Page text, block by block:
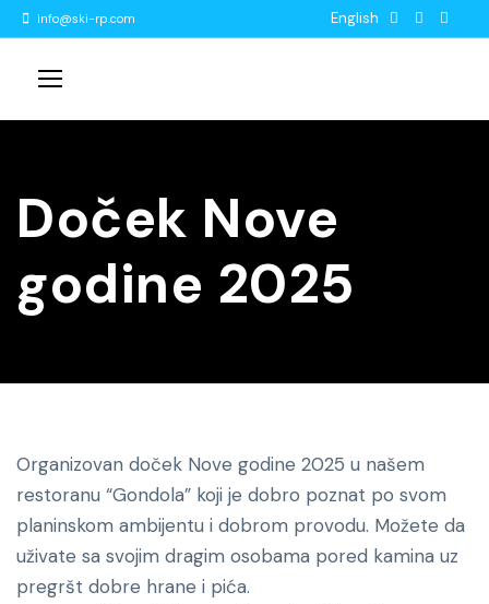
info@ski-rp.com English
Doček Nove
godine 2025
Organizovan doček Nove godine 2025 u našem
restoranu “Gondola” koji je dobro poznat po svom
planinskom ambijentu i dobrom provodu. Možete da
uživate sa svojim dragim osobama pored kamina uz
pregršt dobre hrane i pića.